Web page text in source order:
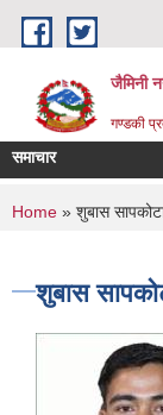
Skip to main content
जैमिनी
गण्डकी
समाचार
You are
Home » शुबास
शुबास